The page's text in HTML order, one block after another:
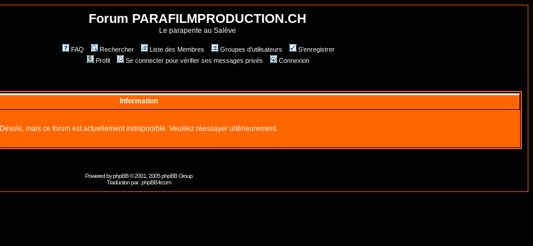
Forum PARAFILMPRODUCTION.CH
Le parapente au Salève
FAQ Rechercher Liste des Membres Groupes d'utilisateurs
S'enregistrer
Profil
Se connecter pour vérifier ses messages privés Connexion
Information
Désolé, mais ce forum est actuellement indisponible. Veuillez réessayer ultérieurement.
Powered byphpBB© 2001, 2005 phpBB Group
Traduction par :phpBB-fr.com